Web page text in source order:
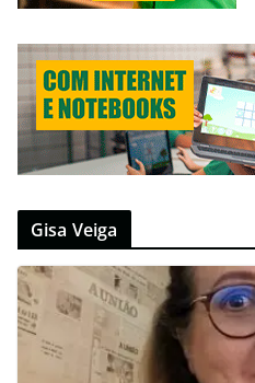
Gisa Veiga